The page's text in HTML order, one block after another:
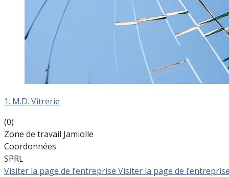
1. M.D. Vitrerie
(0)
Zone de travail Jamiolle
Coordonnées
SPRL
Visiter la page de l’entreprise Visiter la page de